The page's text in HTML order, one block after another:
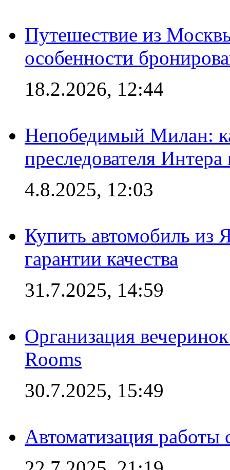
Путешествие из
особенности
18.2.2026, 12:44
Непобедимый Милан:
преследователя
4.8.2025, 12:03
Купить автомобиль из
гарантии качества
31.7.2025, 14:59
Организация
Rooms
30.7.2025, 15:49
Автоматизация работы